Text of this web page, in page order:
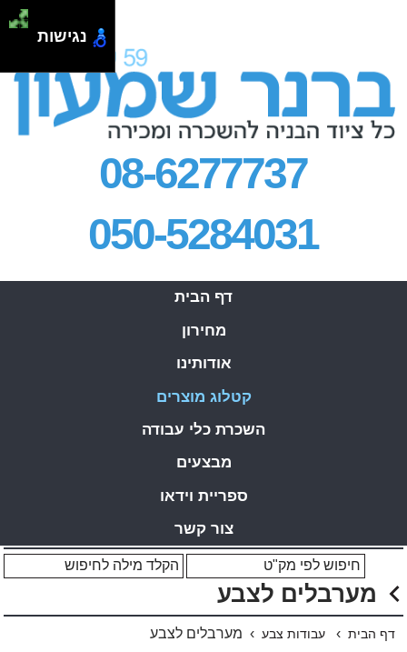
08-6277737
050-5284031
דף הבית
מחירון
אודותינו
קטלוג מוצרים
השכרת כלי עבודה
מבצעים
ספריית וידאו
צור קשר
מערבלים לצבע
דף הבית › עבודות צבע › מערבלים לצבע
נגישות